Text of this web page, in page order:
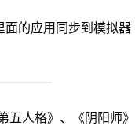
面的应用同步到模拟器
五人格》、《阴阳师》